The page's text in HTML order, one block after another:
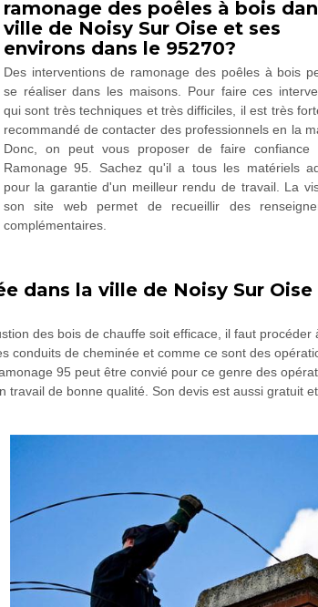
ramonage des poêles à bois
ville de Noisy Sur Oise et ses
environs dans le 95270?
Des interventions de ramonage des poêles à bois
se réaliser dans les maisons. Pour faire ces
qui sont très techniques et très difficiles, il est très
recommandé de contacter des professionnels en la
Donc, on peut vous proposer de faire confiance
Ramonage 95. Sachez qu'il a tous les matériels
pour la garantie d'un meilleur rendu de travail. La
son site web permet de recueillir des
complémentaires.
dans la ville de Noisy Sur Oise
des bois de chauffe soit efficace, il faut procéder
conduits de cheminée et comme ce sont des
95 peut être convié pour ce genre des
de bonne qualité. Son devis est aussi gratuit